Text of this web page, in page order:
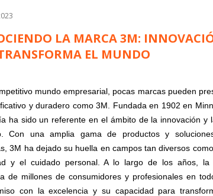
LA MARCA 3M:
EL MUNDO
mundo empresarial, pocas marcas pueden
y duradero como 3M. Fundada en 1902 en
ha sido un referente en el ámbito de la innovación y
Con una amplia gama de productos y
3M ha dejado su huella en campos tan diversos
y el cuidado personal. A lo largo de los años,
de millones de consumidores y profesionales en
con la excelencia y su capacidad para